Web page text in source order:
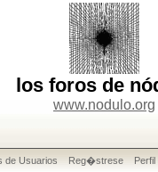
los foros de
www.nodulo.org
de Usuarios Reg�strese Perfil